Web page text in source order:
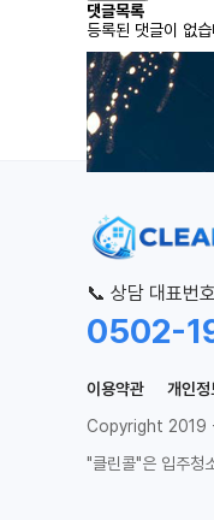
댓글목록
등록된 댓글이 없
📞 상담 대표번호
0502-
이용약관
개인정
Copyright 2019
"클린콜"은 입주청